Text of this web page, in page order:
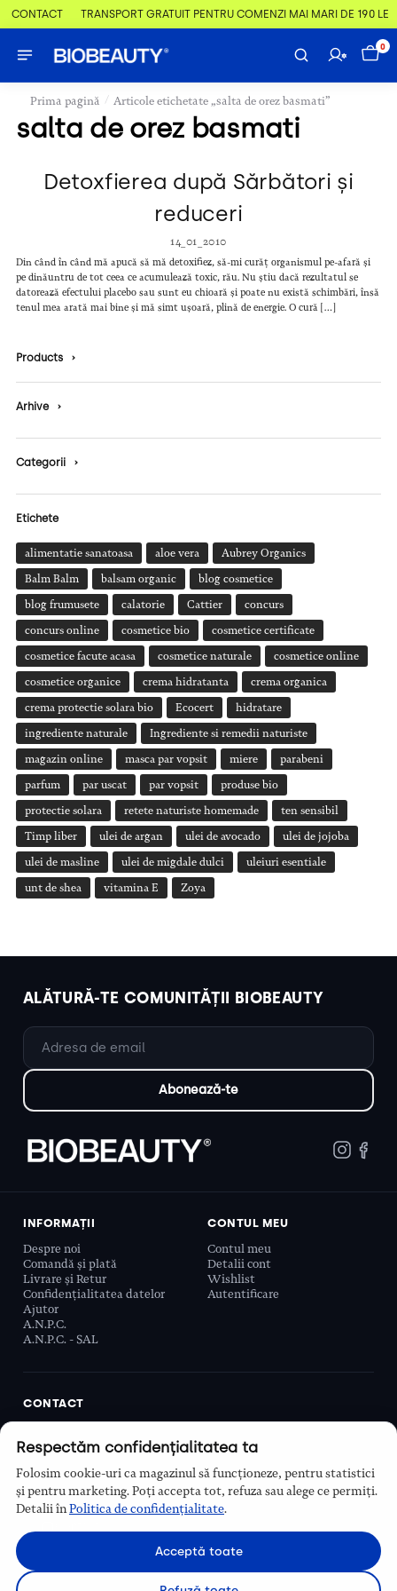
CONTACT TRANSPORT GRATUIT PENTRU COMENZI MAI MARI DE 190 LEI
0
Prima pagină / Articole etichetate „salta de orez basmati”
salta de orez basmati
Detoxfierea după Sărbători și
reduceri
14_01_2010
Din când în când mă apucă să mă detoxifiez, să-mi curăț organismul pe-afară și
pe dinăuntru de tot ceea ce acumulează toxic, rău. Nu știu dacă rezultatul se
datorează efectului placebo sau sunt eu chioară și poate nu există schimbări, însă
tenul mea arată mai bine și mă simt ușoară, plină de energie. O cură […]
Products ›
Arhive ›
Categorii ›
Etichete
alimentatie sanatoasa aloe vera Aubrey Organics
Balm Balm balsam organic blog cosmetice
blog frumusete calatorie Cattier concurs
concurs online cosmetice bio cosmetice certificate
cosmetice facute acasa cosmetice naturale cosmetice online
cosmetice organice crema hidratanta crema organica
crema protectie solara bio Ecocert hidratare
ingrediente naturale Ingrediente si remedii naturiste
magazin online masca par vopsit miere parabeni
parfum par uscat par vopsit produse bio
protectie solara retete naturiste homemade ten sensibil
Timp liber ulei de argan ulei de avocado ulei de jojoba
ulei de masline ulei de migdale dulci uleiuri esentiale
unt de shea vitamina E Zoya
ALĂTURĂ-TE COMUNITĂȚII BIOBEAUTY
INFORMAȚII
Despre noi
Comandă și plată
Livrare și Retur
Confidențialitatea datelor
Ajutor
A.N.P.C.
A.N.P.C. - SAL
CONTUL MEU
Contul meu
Detalii cont
Wishlist
Autentificare
CONTACT
Sector 6, București, România
Program
Luni–Vineri, 9:00 – 16:00
Respectăm confidențialitatea ta
Folosim cookie-uri ca magazinul să funcționeze, pentru statistici
și pentru marketing. Poți accepta tot, refuza sau alege ce permiți.
Detalii înPolitica de confidențialitate.
Acceptă toate